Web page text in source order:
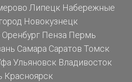
Липецк Набережные
Новокузнецк
Оренбург Пенза Пермь
Самара Саратов Томск
Ульяновск Владивосток
Красноярск